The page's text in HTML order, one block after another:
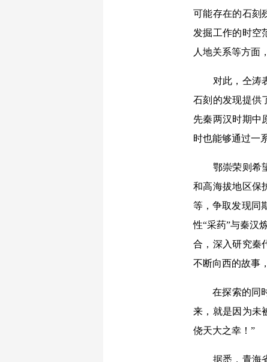
可能存在的石刻
发掘工作的时空
人地关系等方面
对此，仝涛表
石刻的发现提供
先秦两汉时期中
时也能够通过一
鄂崇荣则希望
和高海拔地区保
等，争取发现同
性“采药”与秦汉
合，深入研究秦
不断向西的故事
在探索的同时
来，就是因为未
侥天大之幸！”
据悉，青海省